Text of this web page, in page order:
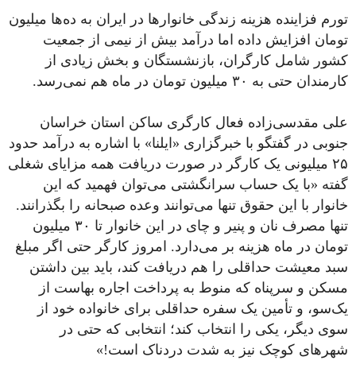
تورم فزاینده هزینه زندگی خانوارها در ایران به ده‌ها میلیون
تومان افزایش داده اما درآمد بیش از نیمی از جمعیت
کشور شامل کارگران، بازنشستگان و بخش زیادی از
کارمندان حتی به ۳۰ میلیون تومان در ماه هم نمی‌رسد.
علی مقدسی‌زاده فعال کارگری ساکن استان خراسان
جنوبی در گفتگو با خبرگزاری «ایلنا» با اشاره به درآمد حدود
۲۵ میلیونی یک کارگر در صورت دریافت همه مزایای شغلی
گفته «با یک حساب سرانگشتی می‌توان فهمید که این
خانوار با این حقوق تنها می‌توانند وعده صبحانه را بگذرانند.
تنها مصرف نان و پنیر و چای در این خانوار تا ۳۰ میلیون
تومان در ماه هزینه بر می‌دارد. امروز کارگر حتی اگر مبلغ
سبد معیشت حداقلی را هم دریافت کند، باید بین داشتن
مسکن و سرپناه که منوط به پرداخت اجاره بهاست از
یک‌سو، و تأمین یک سفره حداقلی برای خانواده خود از
سوی دیگر، یکی را انتخاب کند؛ انتخابی که حتی در
شهرهای کوچک نیز به شدت دردناک است!»